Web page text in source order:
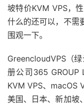
坡特价KVM VPS，
什么的还可以，不需
围观一下。
GreencloudVPS（
册公司365 GROUP
KVM VPS、macOS
美国、日本、新加坡